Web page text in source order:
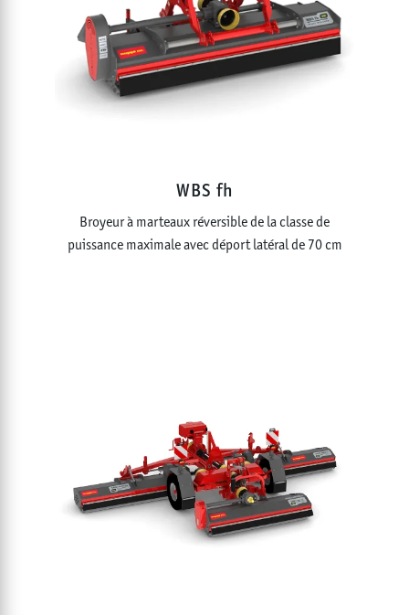
WBS fh
Broyeur à marteaux réversible de la classe de
puissance maximale avec déport latéral de 70 cm